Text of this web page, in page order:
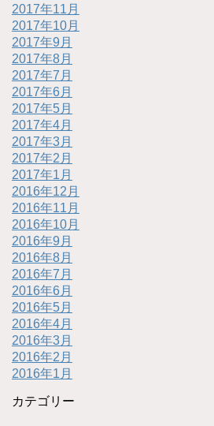
2017年11月
2017年10月
2017年9月
2017年8月
2017年7月
2017年6月
2017年5月
2017年4月
2017年3月
2017年2月
2017年1月
2016年12月
2016年11月
2016年10月
2016年9月
2016年8月
2016年7月
2016年6月
2016年5月
2016年4月
2016年3月
2016年2月
2016年1月
カテゴリー